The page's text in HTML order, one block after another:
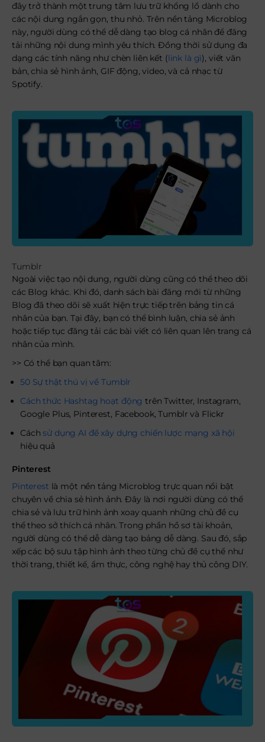
đây trở thành một trung tâm lưu trữ khổng lồ dành cho
các nội dung ngắn gọn, thu nhỏ. Trên nền tảng Microblog
này, người dùng có thể dễ dàng tạo blog cá nhân để đăng
tải những nội dung mình yêu thích. Đồng thời sử dụng đa
dạng các tính năng như chèn liên kết (link là gì), viết văn
bản, chia sẻ hình ảnh, GIF động, video, và cả nhạc từ
Spotify.
Tumblr
Ngoài việc tạo nội dung, người dùng cũng có thể theo dõi
các Blog khác. Khi đó, danh sách bài đăng mới từ những
Blog đã theo dõi sẽ xuất hiện trực tiếp trên bảng tin cá
nhân của bạn. Tại đây, bạn có thể bình luận, chia sẻ ảnh
hoặc tiếp tục đăng tải các bài viết có liên quan lên trang cá
nhân của mình.
>> Có thể bạn quan tâm:
50 Sự thật thú vị về Tumblr
Cách thức Hashtag hoạt động trên Twitter, Instagram,
Google Plus, Pinterest, Facebook, Tumblr và Flickr
Cáchsử dụng AI để xây dựng chiến lược mạng xã hội
hiệu quả
Pinterest
Pinterest là một nền tảng Microblog trực quan nổi bật
chuyên về chia sẻ hình ảnh. Đây là nơi người dùng có thể
chia sẻ và lưu trữ hình ảnh xoay quanh những chủ đề cụ
thể theo sở thích cá nhân. Trong phần hồ sơ tài khoản,
người dùng có thể dễ dàng tạo bảng dễ dàng. Sau đó, sắp
xếp các bộ sưu tập hình ảnh theo từng chủ đề cụ thể như
thời trang, thiết kế, ẩm thực, công nghệ hay thủ công DIY.